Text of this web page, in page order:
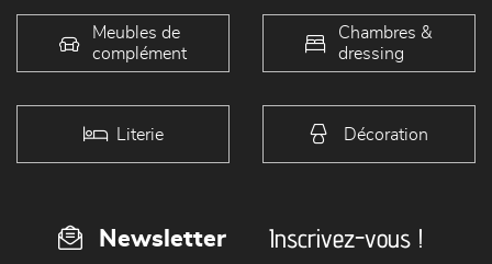
Meubles de
complément
Chambres &
dressing
Literie Décoration
Newsletter Inscrivez-vous !